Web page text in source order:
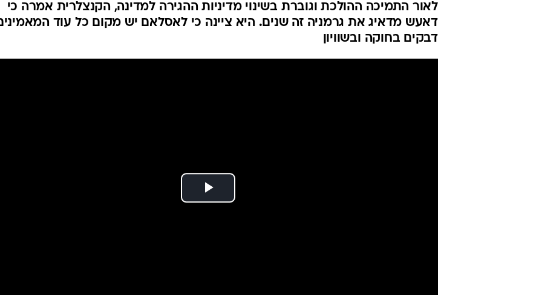
לאור התמיכה ההולכת וגוברת בשינוי מדיניות ההגירה למדינה, הקנצלרית אמרה כי
דאעש מדאיג את גרמניה זה שנים. היא ציינה כי לאסלאם יש מקום כל עוד
דבקים בחוקה ובשוויון